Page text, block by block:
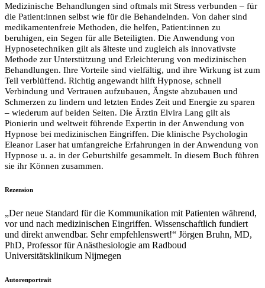
Medizinische Behandlungen sind oftmals mit Stress verbunden – für
die Patient:innen selbst wie für die Behandelnden. Von daher sind
medikamentenfreie Methoden, die helfen, Patient:innen zu
beruhigen, ein Segen für alle Beteiligten. Die Anwendung von
Hypnosetechniken gilt als älteste und zugleich als innovativste
Methode zur Unterstützung und Erleichterung von medizinischen
Behandlungen. Ihre Vorteile sind vielfältig, und ihre Wirkung ist zum
Teil verblüffend. Richtig angewandt hilft Hypnose, schnell
Verbindung und Vertrauen aufzubauen, Ängste abzubauen und
Schmerzen zu lindern und letzten Endes Zeit und Energie zu sparen
– wiederum auf beiden Seiten. Die Ärztin Elvira Lang gilt als
Pionierin und weltweit führende Expertin in der Anwendung von
Hypnose bei medizinischen Eingriffen. Die klinische Psychologin
Eleanor Laser hat umfangreiche Erfahrungen in der Anwendung von
Hypnose u. a. in der Geburtshilfe gesammelt. In diesem Buch führen
sie ihr Können zusammen.
Rezension
„Der neue Standard für die Kommunikation mit Patienten während,
vor und nach medizinischen Eingriffen. Wissenschaftlich fundiert
und direkt anwendbar. Sehr empfehlenswert!“ Jörgen Bruhn, MD,
PhD, Professor für Anästhesiologie am Radboud
Universitätsklinikum Nijmegen
Autorenportrait